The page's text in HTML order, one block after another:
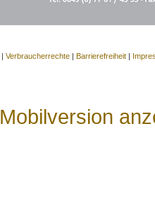
| Verbraucherrechte | Barrierefreiheit |
Mobilversion